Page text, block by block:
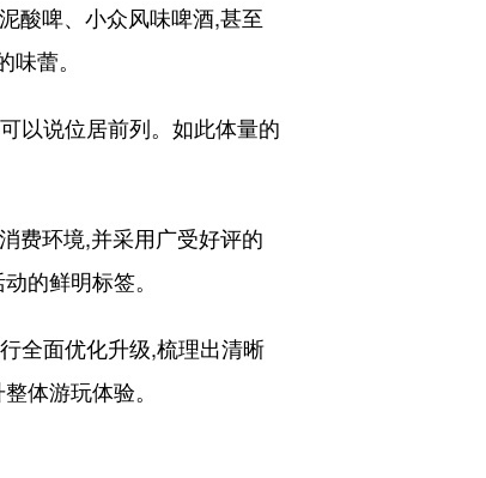
酸啤、小众风味啤酒,甚至
蕾。
以说位居前列。如此体量的
费环境,并采用广受好评的
的鲜明标签。
全面优化升级,梳理出清晰
体游玩体验。